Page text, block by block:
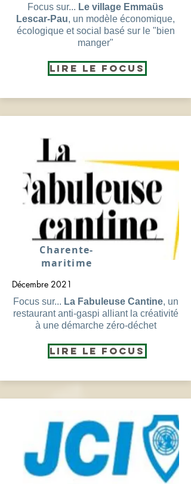
Focus sur... Le village Emmaüs
Lescar-Pau, un modèle économique,
écologique et social basé sur le "bien
manger"
Lire le Focus
Charente-
maritime
Décembre 2021
Focus sur... La Fabuleuse Cantine, un
restaurant anti-gaspi alliant la créativité
à une démarche zéro-déchet
Lire le Focus